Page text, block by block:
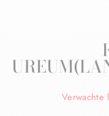
Verwachte